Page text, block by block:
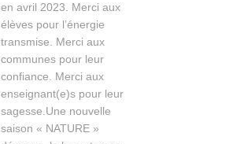
en avril 2023. Merci aux
élèves pour l’énergie
transmise. Merci aux
communes pour leur
confiance. Merci aux
enseignant(e)s pour leur
sagesse.Une nouvelle
saison « NATURE »